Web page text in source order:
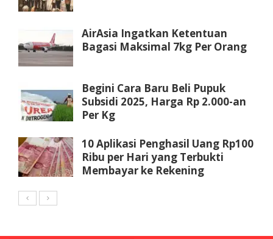
AirAsia Ingatkan Ketentuan
Bagasi Maksimal 7kg Per Orang
Begini Cara Baru Beli Pupuk
Subsidi 2025, Harga Rp 2.000-an
Per Kg
10 Aplikasi Penghasil Uang Rp100
Ribu per Hari yang Terbukti
Membayar ke Rekening